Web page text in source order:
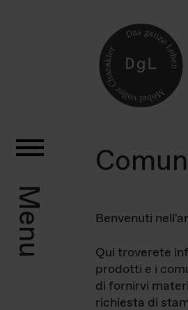
Menu Benvenuti
Qui troverete
prodotti e i
di fornirvi
richiesta di